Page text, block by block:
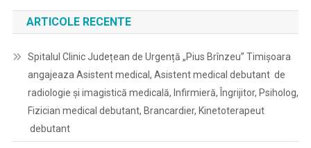
ARTICOLE RECENTE
Spitalul Clinic Județean de Urgență „Pius Brînzeu” Timișoara
angajeaza Asistent medical, Asistent medical debutant de
radiologie și imagistică medicală, Infirmieră, Îngrijitor, Psiholog,
Fizician medical debutant, Brancardier, Kinetoterapeut
debutant